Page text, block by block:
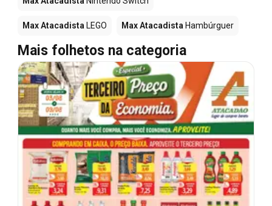
Max Atacadista LEGO Max Atacadista Hambúrguer
Mais folhetos na categoria